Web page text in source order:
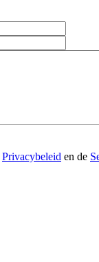
Privacybeleid en de